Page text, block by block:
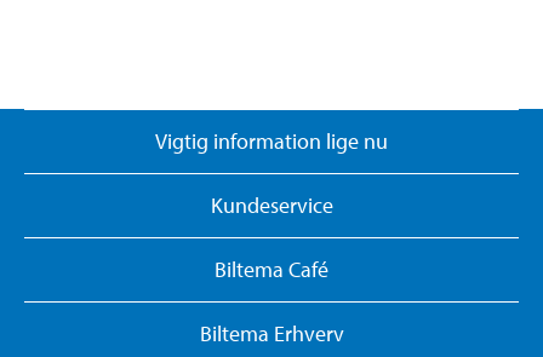
Vigtig information lige nu
Kundeservice
Biltema Café
Biltema Erhverv